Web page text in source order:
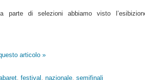
parte di selezioni abbiamo visto
articolo »
, festival , nazionale, semifinali